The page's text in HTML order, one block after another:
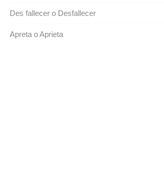
Des fallecer o Desfallecer
Apreta o Aprieta